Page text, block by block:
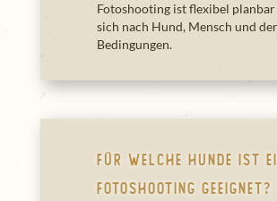
Fotoshooting ist flexibel
sich nach Hund, Mensch und
Bedingungen.
Für welche Hunde ist
Fotoshooting geeignet?